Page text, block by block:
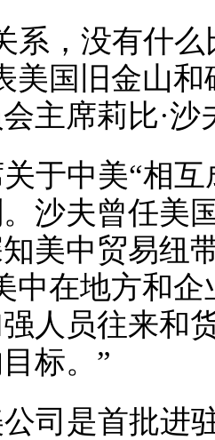
系，没有什
美国旧金山
主席莉比·
于中美“相
沙夫曾任美
美中贸易纽
中在地方和
人员往来和
标。”
司是首批进